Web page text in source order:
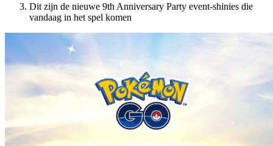
Dit zijn de nieuwe 9th Anniversary Party event-shinies die
vandaag in het spel komen